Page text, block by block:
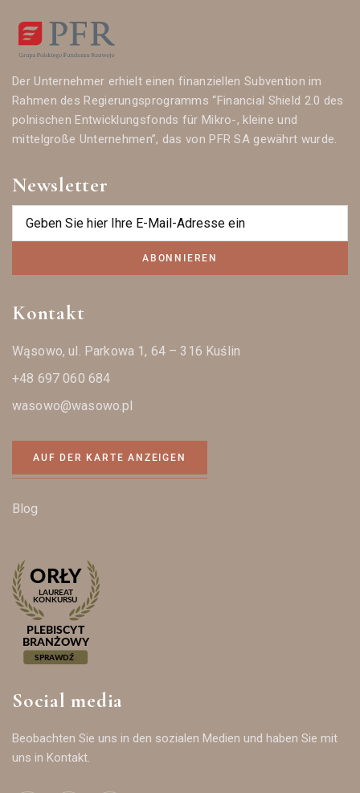
Der Unternehmer erhielt einen finanziellen Subvention im
Rahmen des Regierungsprogramms “Financial Shield 2.0 des
polnischen Entwicklungsfonds für Mikro-, kleine und
mittelgroße Unternehmen”, das von PFR SA gewährt wurde.
Newsletter
ABONNIEREN
Kontakt
Wąsowo, ul. Parkowa 1, 64 – 316 Kuślin
+48 697 060 684
wasowo@wasowo.pl
AUF DER KARTE ANZEIGEN
Blog
Social media
Beobachten Sie uns in den sozialen Medien und haben Sie mit
uns in Kontakt.